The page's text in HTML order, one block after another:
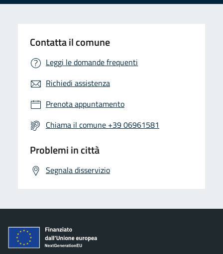
Contatta il comune
Leggi le domande frequenti
Richiedi assistenza
Prenota appuntamento
Chiama il comune +39 06961581
Problemi in città
Segnala disservizio